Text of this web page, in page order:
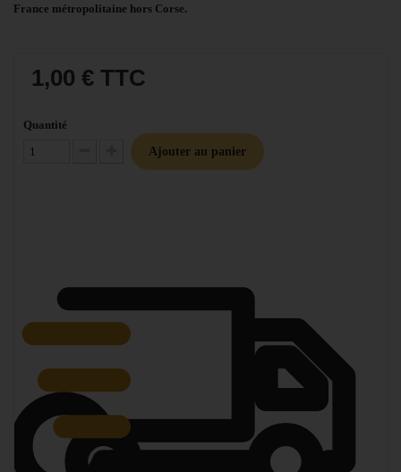
France métropolitaine hors Corse.
1,00 € TTC
Quantité
Diminuer la quantité
Augmenter la quantité
Ajouter au panier